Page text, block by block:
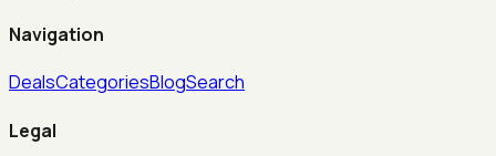
Navigation
DealsCategoriesBlogSearch
Legal